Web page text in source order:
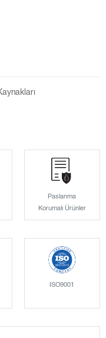
Paslanma
Korumalı Ürünler
ISO9001